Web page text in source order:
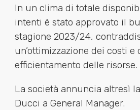
In un clima di totale
intenti è stato approvato il
stagione 2023/24,
un’ottimizzazione dei costi
efficientamento delle risorse.
La società annuncia altresì
Ducci a General Manager.